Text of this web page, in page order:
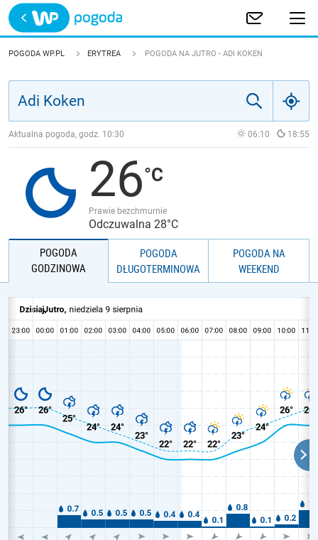
Trwa ładowanie
POLSKA
JAKOŚĆ POWIETRZA
POGODA WP.PL ERYTREA POGODA NA JUTRO - ADI KOKEN
Aktualna pogoda, godz. 10:30 06:10 18:55
26
Prawie bezchmurnie
Odczuwalna 28°C
POGODA
GODZINOWA
POGODA
DŁUGOTERMINOWA
POGODA NA
WEEKEND